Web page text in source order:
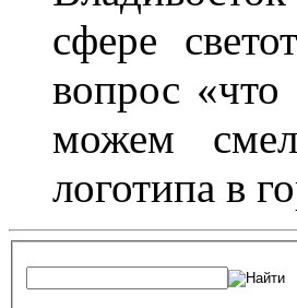
сфере
вопрос
можем
логотипа в